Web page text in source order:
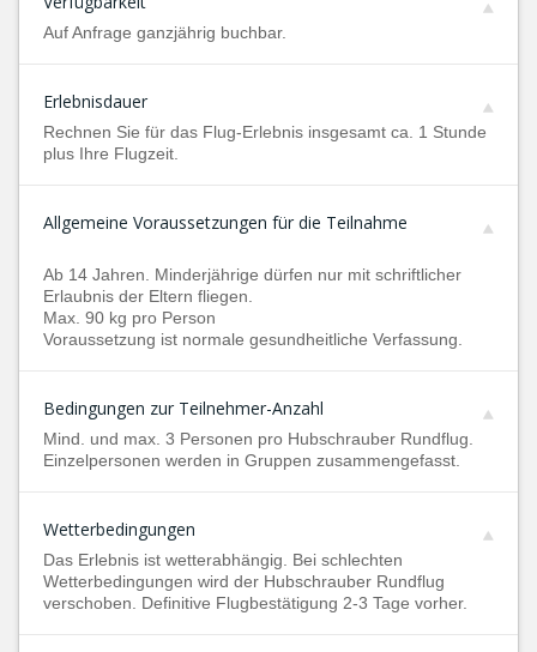
Auf Anfrage ganzjährig buchbar.
Erlebnisdauer
Rechnen Sie für das Flug-Erlebnis insgesamt ca. 1 Stunde
plus Ihre Flugzeit.
Allgemeine Voraussetzungen für die Teilnahme
Ab 14 Jahren. Minderjährige dürfen nur mit schriftlicher
Erlaubnis der Eltern fliegen.
Max. 90 kg pro Person
Voraussetzung ist normale gesundheitliche Verfassung.
Bedingungen zur Teilnehmer-Anzahl
Mind. und max. 3 Personen pro Hubschrauber Rundflug.
Einzelpersonen werden in Gruppen zusammengefasst.
Wetterbedingungen
Das Erlebnis ist wetterabhängig. Bei schlechten
Wetterbedingungen wird der Hubschrauber Rundflug
verschoben. Definitive Flugbestätigung 2-3 Tage vorher.